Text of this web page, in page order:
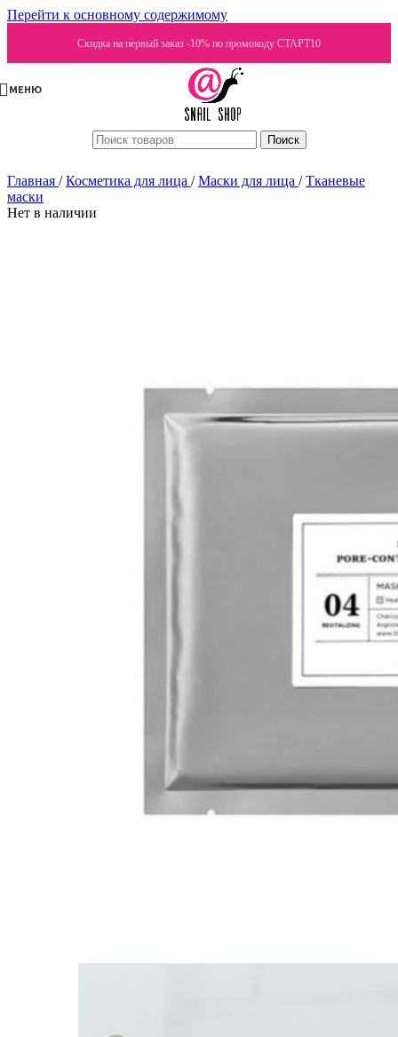
Перейти к основному содержимому
Скидка на первый заказ -10% по промокоду СТАРТ10
МЕНЮ
Поиск
Главная / Косметика для лица / Маски для лица / Тканевые
маски
Нет в наличии